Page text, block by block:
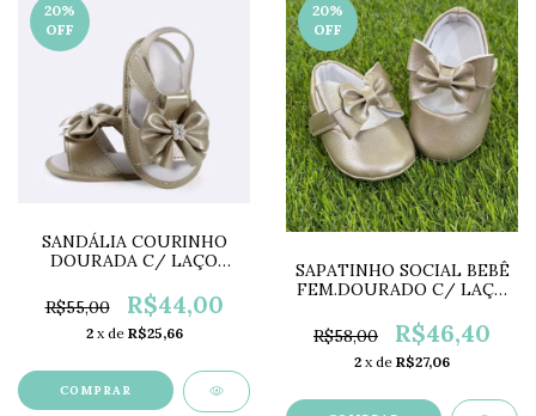
20%
OFF
SANDÁLIA COURINHO
DOURADA C/ LAÇO
R$55,00
R$44,00
2 x de R$25,66
COMPRAR
20%
OFF
SAPATINHO SOCIAL BEBÊ
FEM.DOURADO C/ LAÇO
R$58,00
R$46,40
2 x de R$27,06